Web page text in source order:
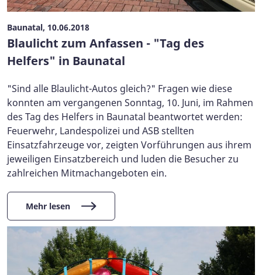
Baunatal, 10.06.2018
Blaulicht zum Anfassen - "Tag des
Helfers" in Baunatal
"Sind alle Blaulicht-Autos gleich?" Fragen wie diese
konnten am vergangenen Sonntag, 10. Juni, im Rahmen
des Tag des Helfers in Baunatal beantwortet werden:
Feuerwehr, Landespolizei und ASB stellten
Einsatzfahrzeuge vor, zeigten Vorführungen aus ihrem
jeweiligen Einsatzbereich und luden die Besucher zu
zahlreichen Mitmachangeboten ein.
Mehr lesen